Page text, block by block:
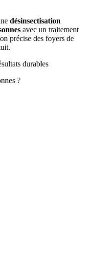
désinsectisation
avec un traitement
précise des foyers de
durables
?